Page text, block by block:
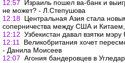
12:57
Израиль пошел ва-банк и
не может? - Л.Степушова
12:18 Центральная Азия стала
соперничества между США и
12:12 Узбекистан давал взятки
12:11
Великобритания хочет
- Данила Моисеев
12:07 Агония бандеровцев в